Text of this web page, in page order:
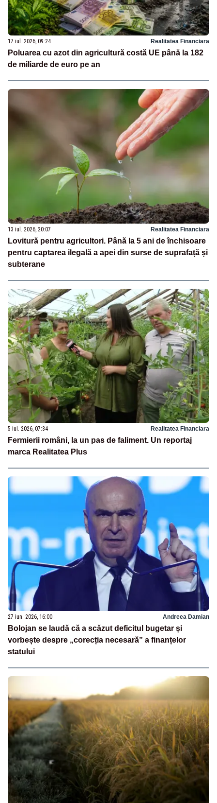
17 iul. 2026, 09:24 Realitatea Financiara
Poluarea cu azot din agricultură costă UE până la 182
de miliarde de euro pe an
13 iul. 2026, 20:07 Realitatea Financiara
Lovitură pentru agricultori. Până la 5 ani de închisoare
pentru captarea ilegală a apei din surse de suprafață și
subterane
5 iul. 2026, 07:34 Realitatea Financiara
Fermierii români, la un pas de faliment. Un reportaj
marca Realitatea Plus
27 iun. 2026, 16:00 Andreea Damian
Bolojan se laudă că a scăzut deficitul bugetar și
vorbește despre „corecția necesară” a finanțelor
statului